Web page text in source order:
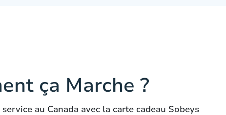
ça Marche ?
au Canada avec la carte cadeau Sobeys